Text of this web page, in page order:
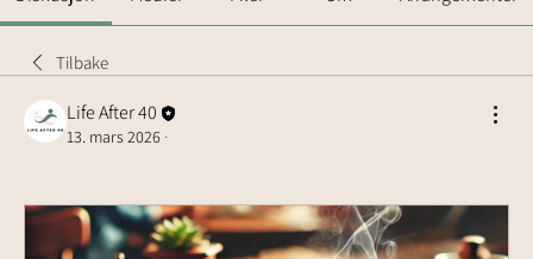
Tilbake
Life After 40
13. mars 2026 ·